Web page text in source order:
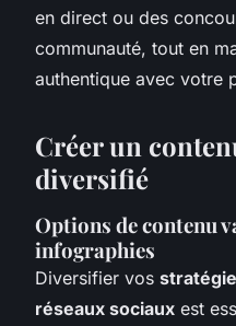
en direct ou des
communauté, tout en
authentique avec votre
Créer un
diversifié
Options de contenu
infographies
Diversifier vos
réseaux sociaux est